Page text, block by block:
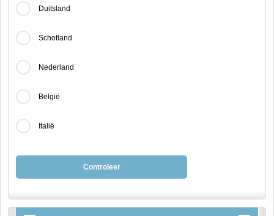
Duitsland
Schotland
Nederland
België
Italië
Controleer